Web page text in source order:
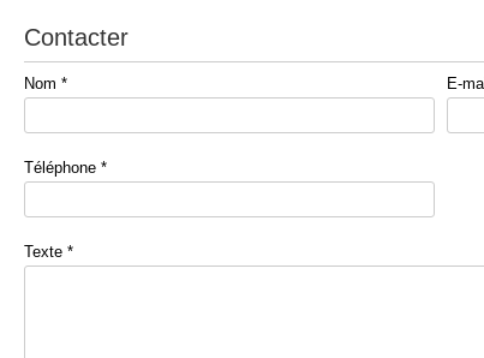
Contacter
Nom * E-
Téléphone *
Texte *